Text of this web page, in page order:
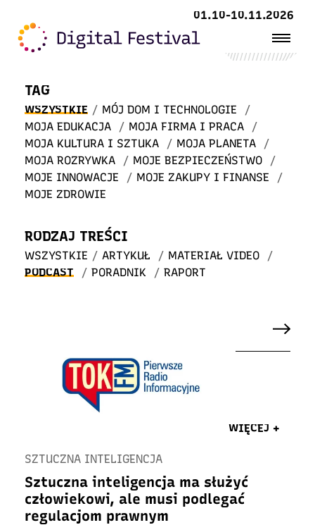
01.10-10.11.2026
w STREFIE WIEDZY
TAG
WSZYSTKIE / MÓJ DOM I TECHNOLOGIE
/
MOJA EDUKACJA
/ MOJA FIRMA I PRACA
/
MOJA KULTURA I SZTUKA
/ MOJA PLANETA
/
MOJA ROZRYWKA
/ MOJE BEZPIECZEŃSTWO
/
MOJE INNOWACJE
/ MOJE ZAKUPY I FINANSE
/
MOJE ZDROWIE
RODZAJ TREŚCI
WSZYSTKIE / ARTYKUŁ / MATERIAŁ VIDEO
/
PODCAST
/ PORADNIK / RAPORT
WIĘCEJ +
SZTUCZNA INTELIGENCJA
Sztuczna inteligencja ma służyć
człowiekowi, ale musi podlegać
regulacjom prawnym